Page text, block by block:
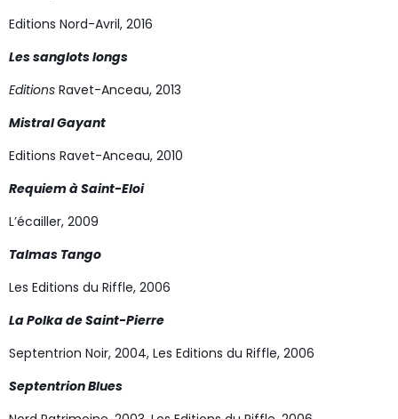
Editions Nord-Avril, 2016
Les sanglots longs
Editions Ravet-Anceau, 2013
Mistral Gayant
Editions Ravet-Anceau, 2010
Requiem à Saint-Eloi
L’écailler, 2009
Talmas Tango
Les Editions du Riffle, 2006
La Polka de Saint-Pierre
Septentrion Noir, 2004, Les Editions du Riffle, 2006
Septentrion Blues